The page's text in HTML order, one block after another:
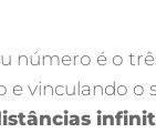
número é o
e vinculando o